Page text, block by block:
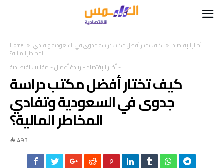
Home أخبار الإقتصاد
كيف تختار أفضل مكتب دراسة جدوى في السعودية وتفادي
المخاطر المالية؟
أخبار الإقتصاد- ريادة أعمال- مقالات اقتصادية -
كيف تختار أفضل مكتب دراسة
جدوى في السعودية وتفادي
المخاطر المالية؟
493